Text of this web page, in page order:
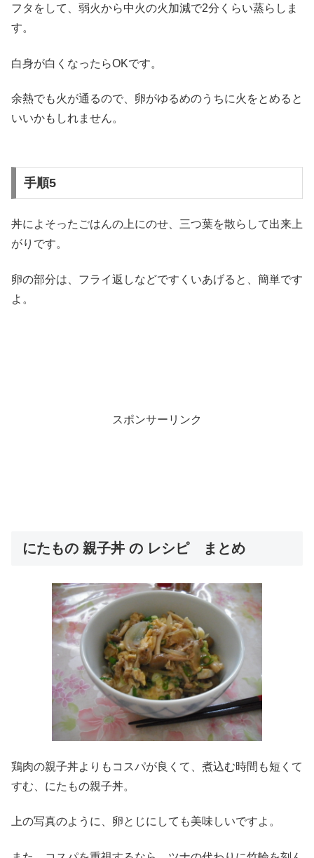
フタをして、弱火から中火の火加減で2分くらい蒸らしま
す。
白身が白くなったらOKです。
余熱でも火が通るので、卵がゆるめのうちに火をとめると
いいかもしれません。
手順5
丼によそったごはんの上にのせ、三つ葉を散らして出来上
がりです。
卵の部分は、フライ返しなどですくいあげると、簡単です
よ。
スポンサーリンク
にたもの 親子丼 の レシピ まとめ
鶏肉の親子丼よりもコスパが良くて、煮込む時間も短くて
すむ、にたもの親子丼。
上の写真のように、卵とじにしても美味しいですよ。